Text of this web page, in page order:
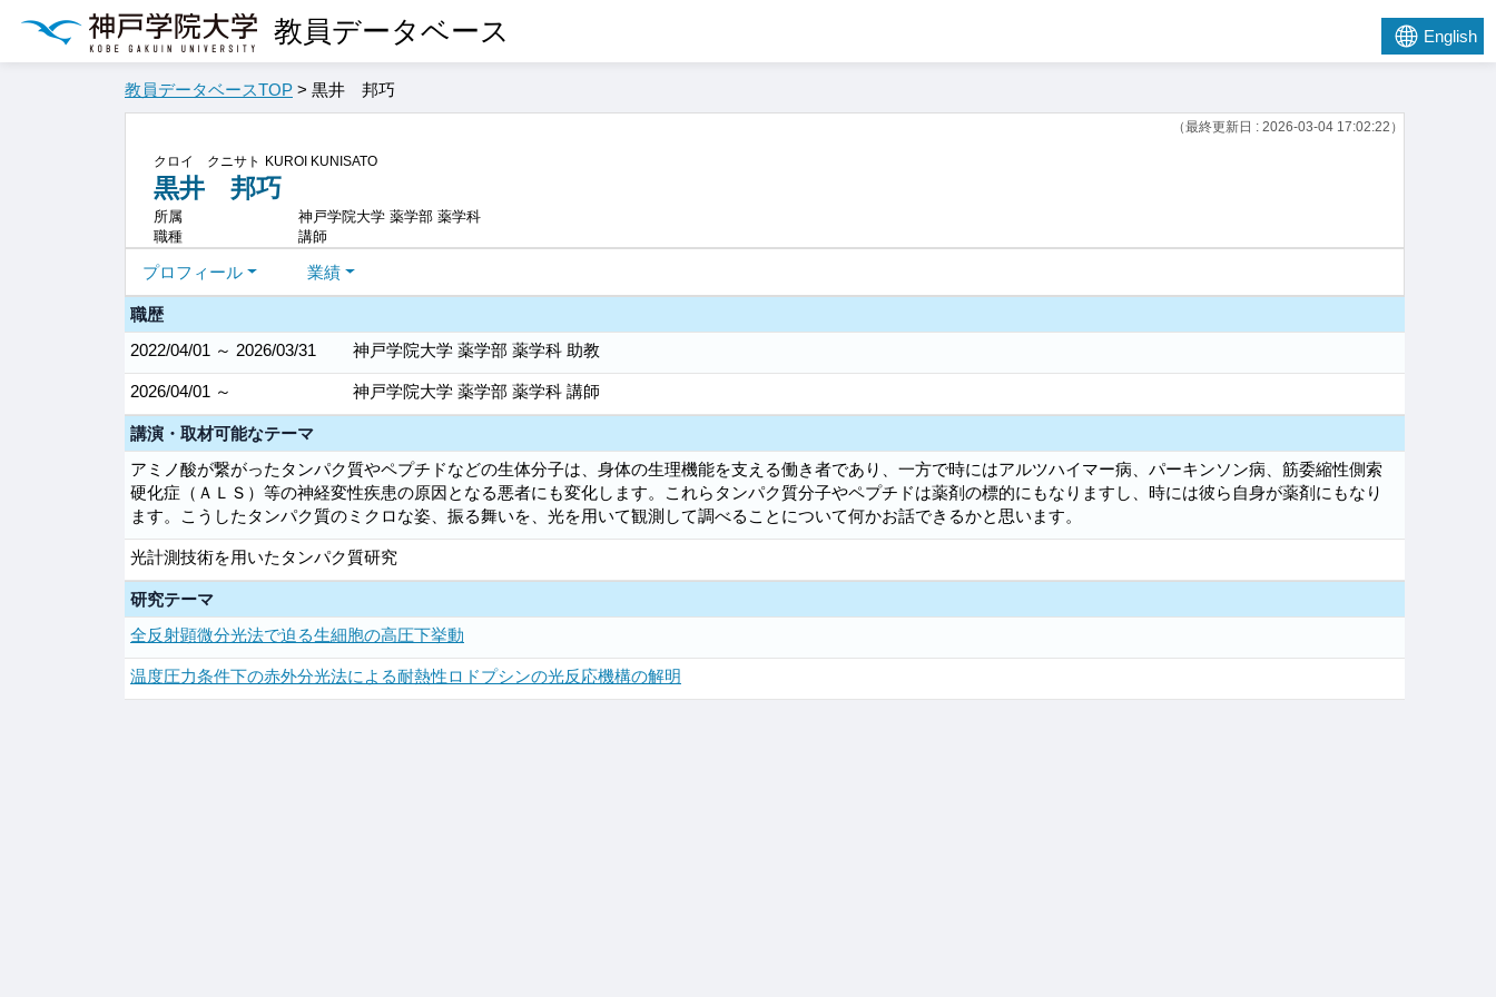
教員データベース English
教員データベースTOP > 黒井 邦巧
（最終更新日 : 2026-03-04 17:02:22）
クロイ クニサト KUROI KUNISATO
黒井 邦巧
所属
神戸学院大学 薬学部 薬学科
職種
講師
プロフィール 業績
職歴
2022/04/01 ～ 2026/03/31
神戸学院大学 薬学部 薬学科 助教
2026/04/01 ～ 神戸学院大学 薬学部 薬学科 講師
講演・取材可能なテーマ
アミノ酸が繋がったタンパク質やペプチドなどの生体分子は、身体の生理機能を支える働き者であり、一方で時にはアルツハイマー病、パーキンソン病、筋委縮性側索
硬化症（ＡＬＳ）等の神経変性疾患の原因となる悪者にも変化します。これらタンパク質分子やペプチドは薬剤の標的にもなりますし、時には彼ら自身が薬剤にもなり
ます。こうしたタンパク質のミクロな姿、振る舞いを、光を用いて観測して調べることについて何かお話できるかと思います。
光計測技術を用いたタンパク質研究
研究テーマ
全反射顕微分光法で迫る生細胞の高圧下挙動
温度圧力条件下の赤外分光法による耐熱性ロドプシンの光反応機構の解明